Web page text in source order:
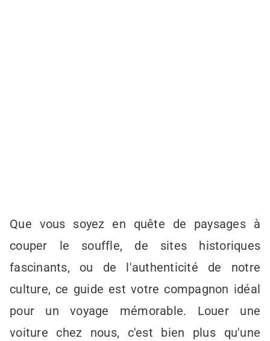
Que vous soyez en quête de paysages à
couper le souffle, de sites historiques
fascinants, ou de l'authenticité de notre
culture, ce guide est votre compagnon idéal
pour un voyage mémorable. Louer une
voiture chez nous, c'est bien plus qu'une